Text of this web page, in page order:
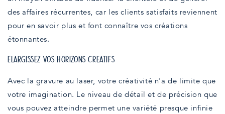
des affaires récurrentes, car les clients satisfaits reviennent
pour en savoir plus et font connaître vos créations
étonnantes.
ÉLARGISSEZ VOS HORIZONS CRÉATIFS
Avec la gravure au laser, votre créativité n'a de limite que
votre imagination. Le niveau de détail et de précision que
vous pouvez atteindre permet une variété presque infinie